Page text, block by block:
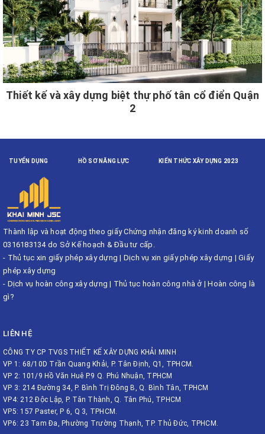
Thiết kế và xây dựng biệt thự phố tân cổ điển Quận
2
TUYỂN DỤNG HỒ SƠ NĂNG LỰC KIẾN THỨC XÂY DỰNG 2023
Thành lập và hoạt động theo giấy Chứng nhận đăng ký kinh doanh số
0316183134 do Sở Kế hoạch & Đầu tư cấp.
- Thủ tục xin giấy phép xây dựng | Dịch vụ xin giấy phép xây dựng | Giấy
phép xây dựng
- Dịch vụ hoàn công xây dựng | Thủ tục hoàn công nhà ở |Hoàn công là
gì?
LIÊN HỆ
CÔNG TY CP TVGS THIẾT KẾ XÂY DỰNG KHẢI MINH
VP 1: 68/10D Trần Quang Khải, P. Tân Định, Q1, TPHCM.
VP 2: 101/9 Hồ Văn Huê P.9 Q. Phú Nhuận, TPHCM
VP 3: 214 Đường 34, P. Bình Trị Đông B, Q. Bình Tân, TPHCM
VP4: 212 Độc Lập, P. Tân Thành, Q. Tân Phú, TPHCM
VP5: 157 Paster, P 6, Q 3, TPHCM.
VP6: 23 Tam Đa, Phường Trường Thạnh, TP. Thủ Đức, TPHCM.